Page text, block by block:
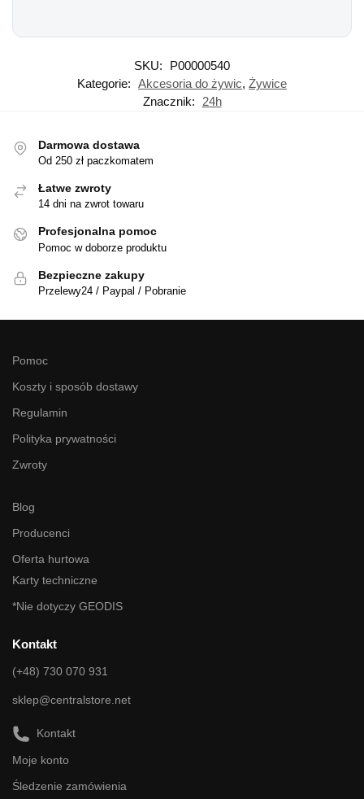
SKU:
P00000540
Kategorie: Akcesoria do żywic, Żywice
Znacznik:
24h
Darmowa dostawa
Od 250 zł paczkomatem
Łatwe zwroty
14 dni na zwrot towaru
Profesjonalna pomoc
Pomoc w doborze produktu
Bezpieczne zakupy
Przelewy24 / Paypal / Pobranie
Pomoc
Koszty i sposób dostawy
Regulamin
Polityka prywatności
Zwroty
Blog
Producenci
Oferta hurtowa
Karty techniczne
*Nie dotyczy GEODIS
Kontakt
(+48) 730 070 931
sklep@centralstore.net
Kontakt
Moje konto
Śledzenie zamówienia